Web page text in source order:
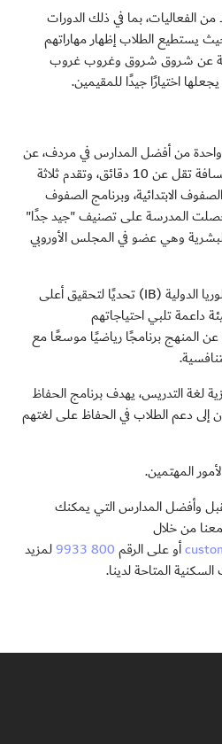
الفعاليات، بما في ذلك الدورات
يستطيع الطلاب إظهار مهاراتهم
عن شروق شروق وغروب غروب
من أفضل المدارس في مردف، عن
شروق شروق وغروب غروب بمسافة تقل عن 10 دقائق، وتقدم ثلاثة
الابتدائية، وبرنامج الصفوف
حصلت المدرسة على تصنيف "جيد جدًا"
وهي عضو في المجلس الأوروبي
يواجه الطلاب في إطار منهج البكالوريا الدولية (IB) تحديًا لتحقيق أعلى
داعمة تلبي احتياجاتهم
المنهج برنامجًا رياضيًا موسعًا مع
لغة التدريس، يهدف برنامج الحفاظ
إلى دعم الطلاب في الحفاظ على لغتهم
المهتمين.
وأفضل المدارس التي يمكنك
من خلال
أو على الرقم800 9933
لمزيد
المتاحة لدينا.